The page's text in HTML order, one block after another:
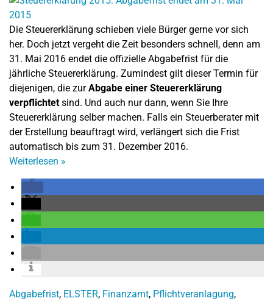
Die Steuererklärung schieben viele Bürger gerne vor sich
her. Doch jetzt vergeht die Zeit besonders schnell, denn am
31. Mai 2016 endet die offizielle Abgabefrist für die
jährliche Steuererklärung. Zumindest gilt dieser Termin für
diejenigen, die zurAbgabe einer Steuererklärung
verpflichtetsind. Und auch nur dann, wenn Sie Ihre
Steuererklärung selber machen. Falls ein Steuerberater mit
der Erstellung beauftragt wird, verlängert sich die Frist
automatisch bis zum 31. Dezember 2016.
Weiterlesen »
Abgabefrist, ELSTER, Finanzamt, Pflichtveranlagung,